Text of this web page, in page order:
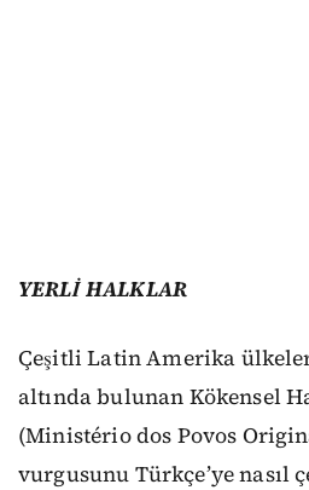
YERLİ HALKLAR
Çeşitli Latin Amerika
altında bulunan Kökensel
(Ministério dos Povos
vurgusunu Türkçe’ye nasıl